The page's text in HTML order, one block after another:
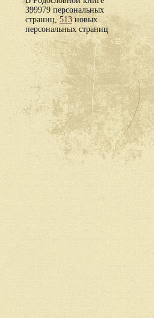
399979 персональных
страниц,513новых
персональных страниц